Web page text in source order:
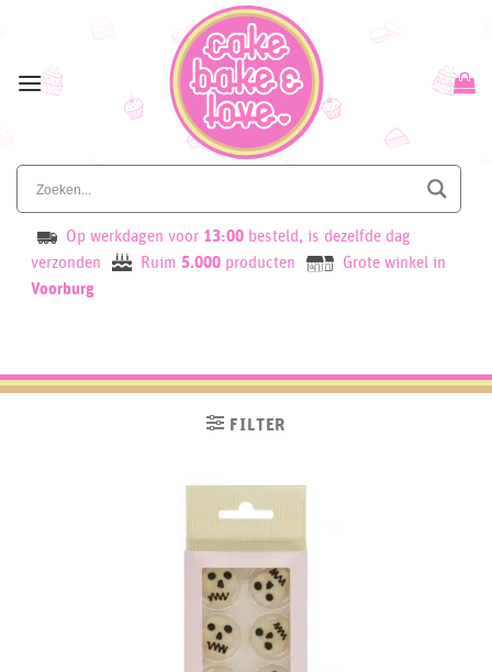
content
Op werkdagen voor 13:00 besteld, is dezelfde dag
verzonden
Ruim 5.000 producten
Grote winkel in
Voorburg
FILTER